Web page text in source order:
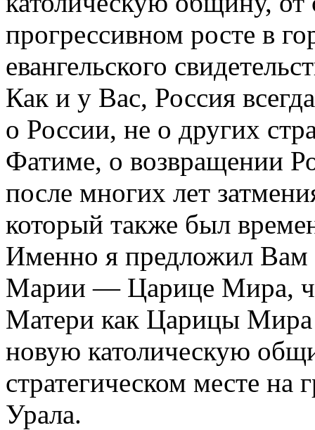
прогрессивном росте в
евангельского
Как и у Вас, Россия
о России, не о других
Фатиме, о возвращении
после многих лет
который также был
Именно я предложил Вам
Марии — Царице Мира,
Матери как Царицы
новую католическую
стратегическом месте
Урала.